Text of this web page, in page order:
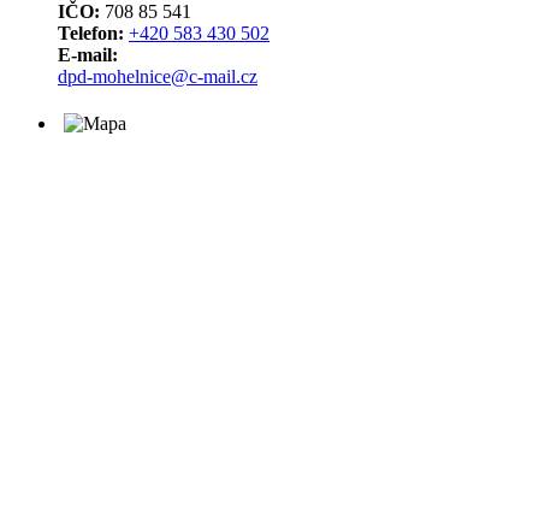
IČO: 708 85 541
Telefon: +420 583 430 502
E-mail:
dpd-mohelnice@c-mail.cz